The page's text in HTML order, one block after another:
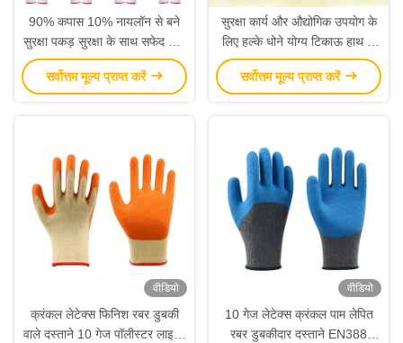
90% कपास 10% नायलॉन से बने
सुरक्षा पकड़ सुरक्षा के साथ सफेद धोने
योग्य और पुनः प्रयोज्य कार्य दस्ताने
सर्वोत्तम मूल्य प्राप्त करें
सुरक्षा कार्य और औद्योगिक उपयोग के
लिए हल्के धोने योग्य टिकाऊ हाथ के
कपास के दस्ताने
सर्वोत्तम मूल्य प्राप्त करें
वीडियो
क्रंकल लेटेक्स फिनिश रबर डुबकी
वाले दस्ताने 10 गेज पॉलीस्टर लाइनर
वीडियो
10 गेज लेटेक्स क्रंकल पाम लेपित
रबर डुबकीदार दस्ताने EN388